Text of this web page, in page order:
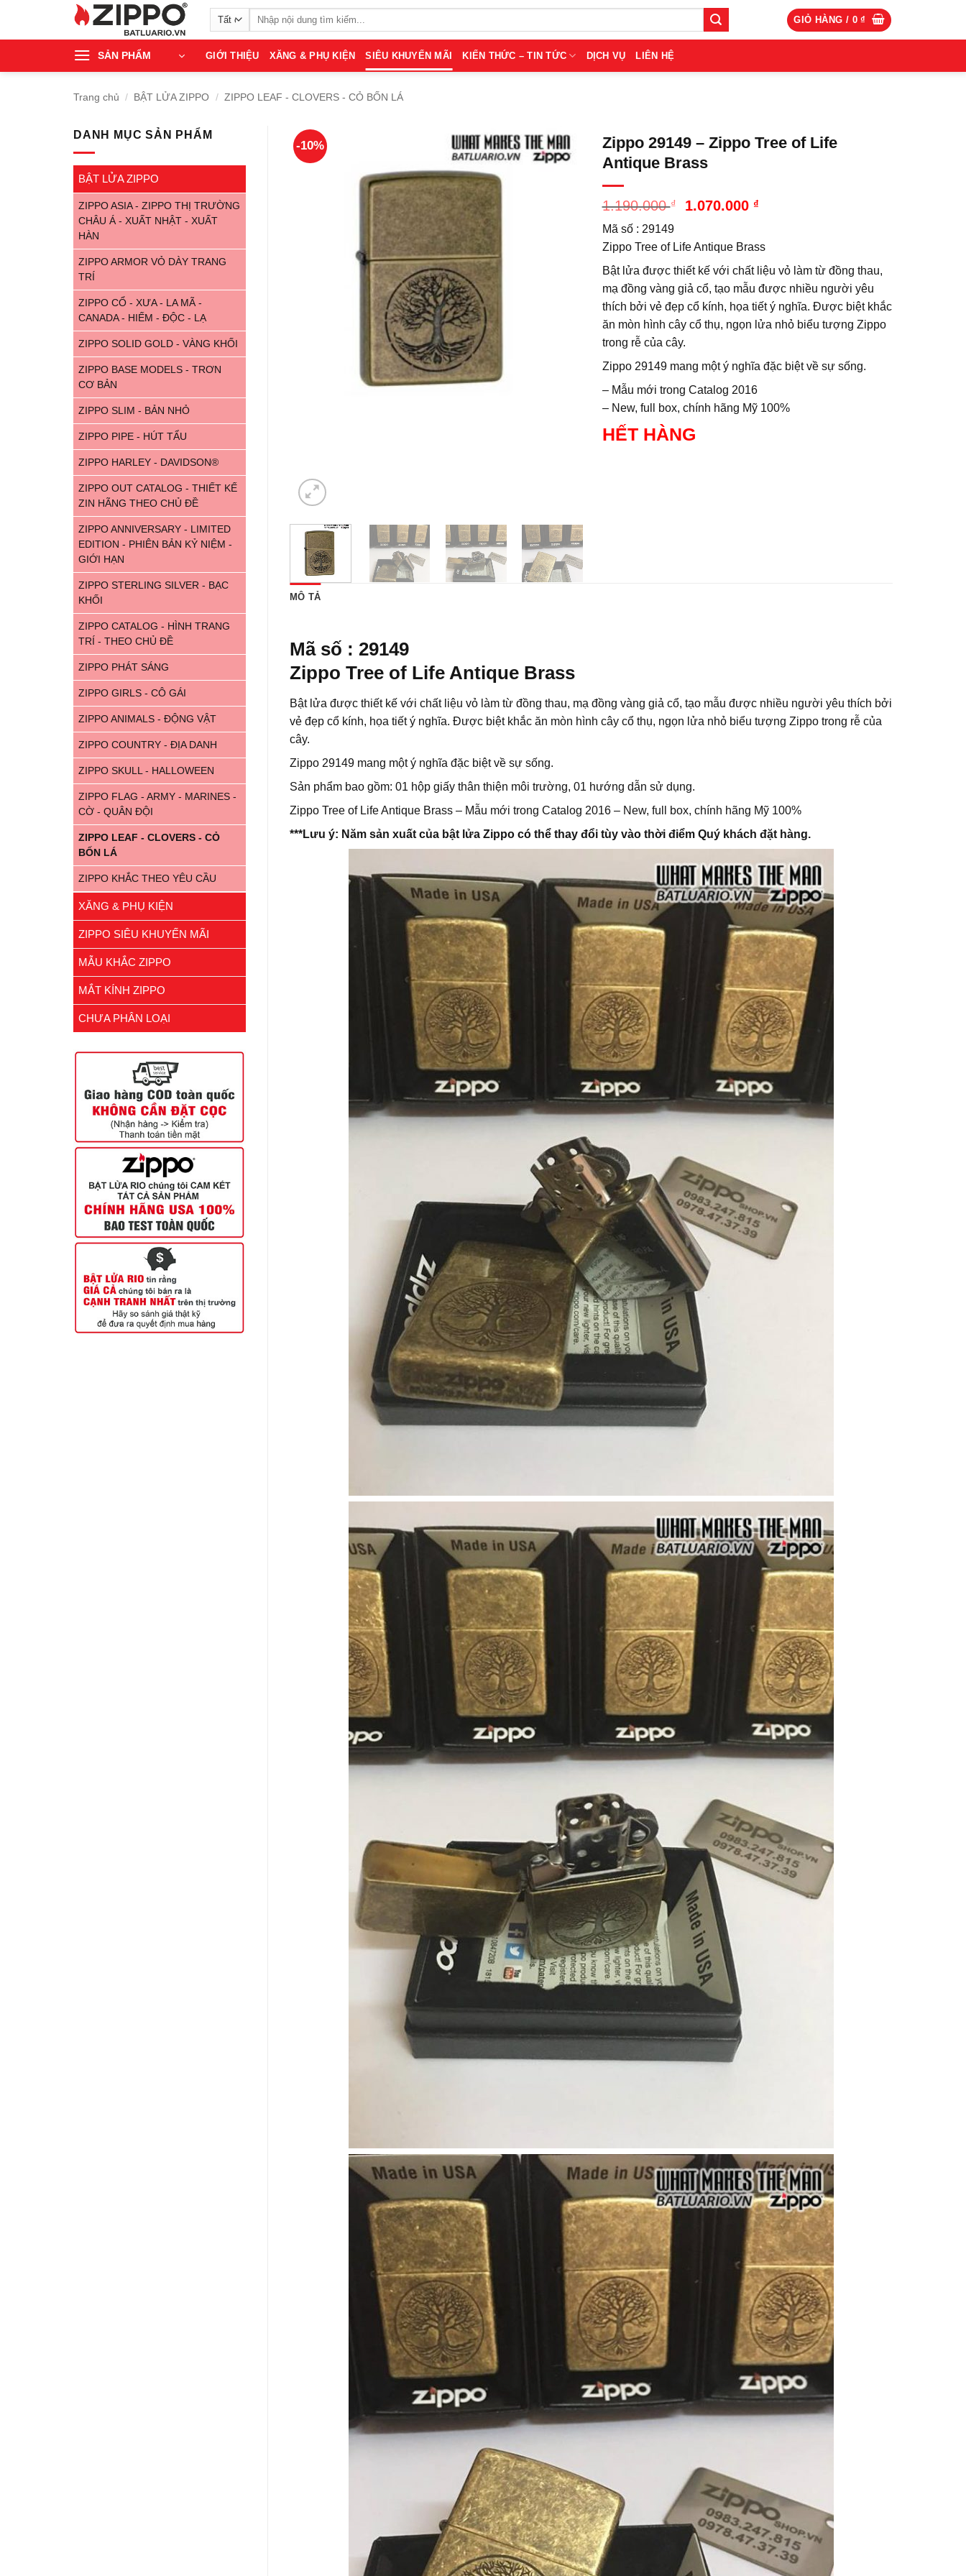
Tìm
kiếm:
GIỎ HÀNG / 0₫
SẢN PHẨM GIỚI THIỆU XĂNG & PHỤ KIỆN SIÊU KHUYẾN MÃI KIẾN THỨC – TIN TỨC DỊCH VỤ LIÊN HỆ
Trang chủ / BẬT LỬA ZIPPO / ZIPPO LEAF - CLOVERS - CỎ BỐN LÁ
DANH MỤC SẢN PHẨM
BẬT LỬA ZIPPO
ZIPPO ASIA - ZIPPO THỊ TRƯỜNG
CHÂU Á - XUẤT NHẬT - XUẤT
HÀN
ZIPPO ARMOR VỎ DÀY TRANG
TRÍ
ZIPPO CỔ - XƯA - LA MÃ -
CANADA - HIẾM - ĐỘC - LẠ
ZIPPO SOLID GOLD - VÀNG KHỐI
ZIPPO BASE MODELS - TRƠN
CƠ BẢN
ZIPPO SLIM - BẢN NHỎ
ZIPPO PIPE - HÚT TẨU
ZIPPO HARLEY - DAVIDSON®
ZIPPO OUT CATALOG - THIẾT KẾ
ZIN HÃNG THEO CHỦ ĐỀ
ZIPPO ANNIVERSARY - LIMITED
EDITION - PHIÊN BẢN KỶ NIỆM -
GIỚI HẠN
ZIPPO STERLING SILVER - BẠC
KHỐI
ZIPPO CATALOG - HÌNH TRANG
TRÍ - THEO CHỦ ĐỀ
ZIPPO PHÁT SÁNG
ZIPPO GIRLS - CÔ GÁI
ZIPPO ANIMALS - ĐỘNG VẬT
ZIPPO COUNTRY - ĐỊA DANH
ZIPPO SKULL - HALLOWEEN
ZIPPO FLAG - ARMY - MARINES -
CỜ - QUÂN ĐỘI
ZIPPO LEAF - CLOVERS - CỎ
BỐN LÁ
ZIPPO KHẮC THEO YÊU CẦU
XĂNG & PHỤ KIỆN
ZIPPO SIÊU KHUYẾN MÃI
MẪU KHẮC ZIPPO
MẮT KÍNH ZIPPO
CHƯA PHÂN LOẠI
-10%
Zippo 29149 – Zippo Tree of Life
Antique Brass
1.190.000₫
Giá
1.190.000 ₫.
1.070.000 ₫Giá
là:
1.070.000 ₫.
Mã số : 29149
Zippo Tree of Life Antique Brass
Bật lửa được thiết kế với chất liệu vỏ làm từ đồng thau,
mạ đồng vàng giả cổ, tạo mẫu được nhiều người yêu
thích bởi vẻ đẹp cổ kính, họa tiết ý nghĩa. Được biệt khắc
ăn mòn hình cây cổ thụ, ngọn lửa nhỏ biểu tượng Zippo
trong rễ của cây.
Zippo 29149 mang một ý nghĩa đặc biệt về sự sống.
– Mẫu mới trong Catalog 2016
– New, full box, chính hãng Mỹ 100%
HẾT HÀNG
MÔ TẢ
Mã số : 29149
Zippo Tree of Life Antique Brass
Bật lửa được thiết kế với chất liệu vỏ làm từ đồng thau, mạ đồng vàng giả cổ, tạo mẫu được nhiều người yêu thích bởi
vẻ đẹp cổ kính, họa tiết ý nghĩa. Được biệt khắc ăn mòn hình cây cổ thụ, ngọn lửa nhỏ biểu tượng Zippo trong rễ của
cây.
Zippo 29149 mang một ý nghĩa đặc biệt về sự sống.
Sản phẩm bao gồm: 01 hộp giấy thân thiện môi trường, 01 hướng dẫn sử dụng.
Zippo Tree of Life Antique Brass – Mẫu mới trong Catalog 2016 – New, full box, chính hãng Mỹ 100%
***Lưu ý: Năm sản xuất của bật lửa Zippo có thể thay đổi tùy vào thời điểm Quý khách đặt hàng.